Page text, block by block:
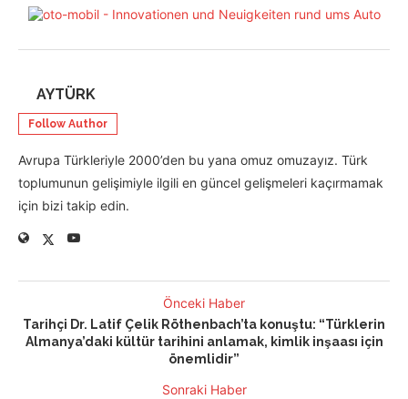
AYTÜRK
Follow Author
Avrupa Türkleriyle 2000’den bu yana omuz omuzayız. Türk
toplumunun gelişimiyle ilgili en güncel gelişmeleri kaçırmamak
için bizi takip edin.
Önceki Haber
Tarihçi Dr. Latif Çelik Röthenbach’ta konuştu: “Türklerin
Almanya’daki kültür tarihini anlamak, kimlik inşaası için
önemlidir”
Sonraki Haber